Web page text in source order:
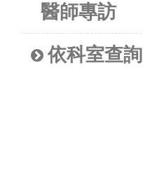
醫師專訪
依科室查詢